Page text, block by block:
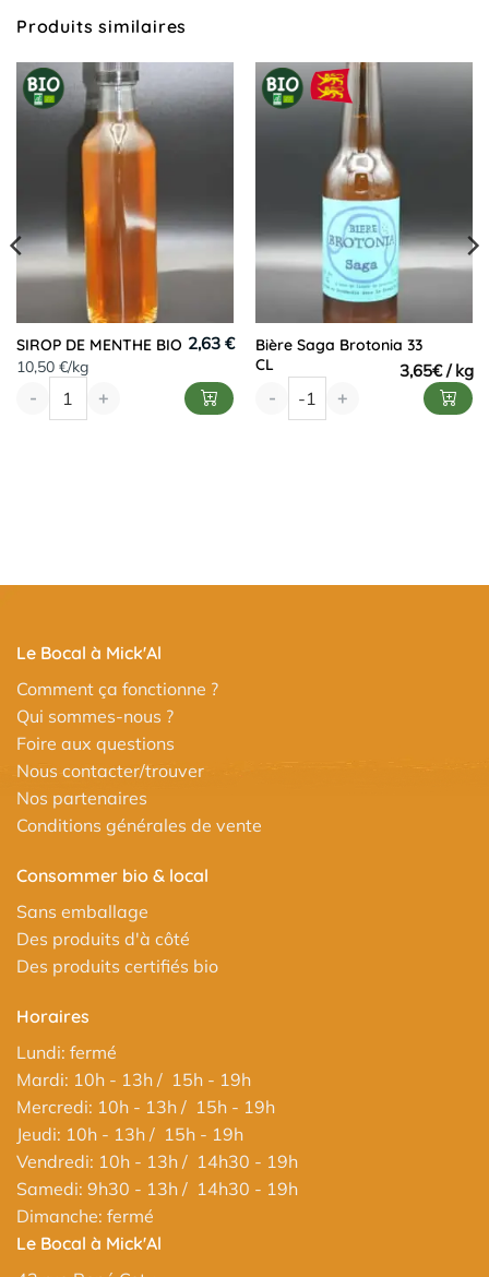
Produits similaires
SIROP DE MENTHE BIO
10,50 €/kg
2,63 €
- +
Bière Saga Brotonia 33
CL
3,65€
-
+
Le Bocal à Mick'Al
Comment ça fonctionne ?
Qui sommes-nous ?
Foire aux questions
Nous contacter/trouver
Nos partenaires
Conditions générales de vente
Consommer bio & local
Sans emballage
Des produits d'à côté
Des produits certifiés bio
Horaires
Lundi: fermé
Mardi: 10h - 13h / 15h - 19h
Mercredi: 10h - 13h / 15h - 19h
Jeudi: 10h - 13h / 15h - 19h
Vendredi: 10h - 13h / 14h30 - 19h
Samedi: 9h30 - 13h / 14h30 - 19h
Dimanche: fermé
Le Bocal à Mick'Al